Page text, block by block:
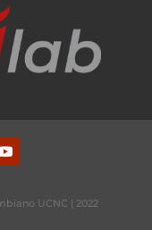
UCNC | 2022